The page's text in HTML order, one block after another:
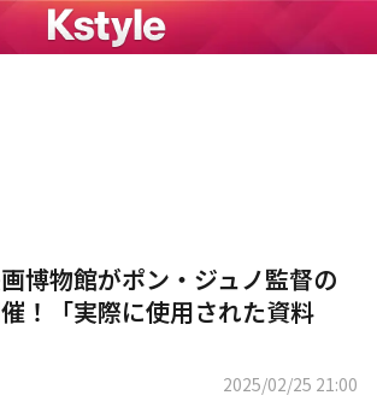
博物館がポン・ジュノ監督の
！「実際に使用された資料
2025/02/25 21:00